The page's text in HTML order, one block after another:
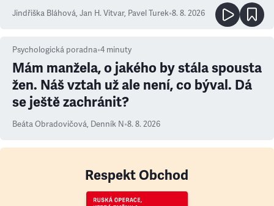
Jindřiška Bláhová, Jan H. Vitvar, Pavel Turek•8. 8. 2026
Psychologická poradna•4 minuty
Mám manžela, o jakého by stála spousta
žen. Náš vztah už ale není, co býval. Dá
se ještě zachránit?
Beáta Obradovičová, Denník N•8. 8. 2026
Respekt Obchod